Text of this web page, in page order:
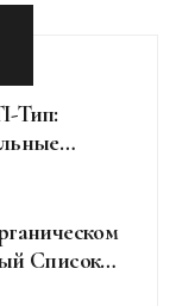
Тип:
Список